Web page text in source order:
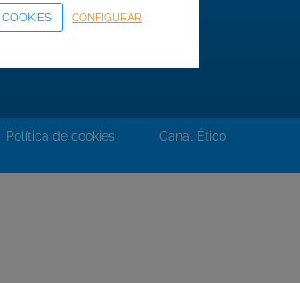
Área Corporativa
Política de cookies Canal Ético
CONFIGURAR